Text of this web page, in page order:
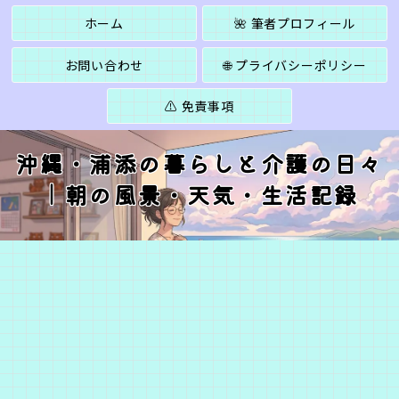
沖縄・浦添の暮らしと介護の日々
｜朝の風景・天気・生活記録
ホーム 🌺 筆者プロフィール
お問い合わせ 🌐 プライバシーポリシー
⚠️ 免責事項